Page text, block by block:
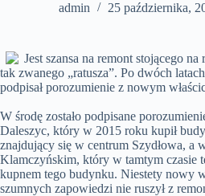
admin 25 października,
Jest szansa na remont stojącego
tak zwanego „ratusza”. Po dwóch
podpisał porozumienie z nowym
W środę zostało podpisane
Daleszyc, który w 2015 roku kupił
znajdujący się w centrum Szydłowa, a
Klamczyńskim, który w tamtym czasie
kupnem tego budynku. Niestety nowy
szumnych zapowiedzi nie ruszył z